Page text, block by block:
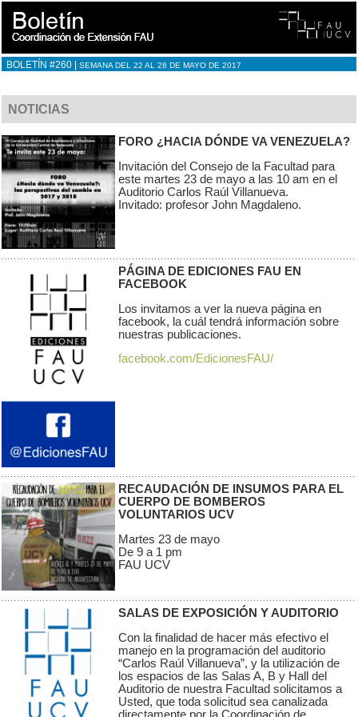
BOLETÍN #260 | SEMANA DEL 22 AL 28 DE MAYO DE 2017
NOTICIAS
FORO ¿HACIA DÓNDE VA VENEZUELA?
Invitación del Consejo de la Facultad para
este martes 23 de mayo a las 10 am en el
Auditorio Carlos Raúl Villanueva.
Invitado: profesor John Magdaleno.
PÁGINA DE EDICIONES FAU EN
FACEBOOK
Los invitamos a ver la nueva página en
facebook, la cuál tendrá información sobre
nuestras publicaciones.
facebook.com/EdicionesFAU/
RECAUDACIÓN DE INSUMOS PARA EL
CUERPO DE BOMBEROS
VOLUNTARIOS UCV
Martes 23 de mayo
De 9 a 1 pm
FAU UCV
SALAS DE EXPOSICIÓN Y AUDITORIO
Con la finalidad de hacer más efectivo el
manejo en la programación del auditorio
“Carlos Raúl Villanueva”, y la utilización de
los espacios de las Salas A, B y Hall del
Auditorio de nuestra Facultad solicitamos a
Usted, que toda solicitud sea canalizada
directamente por la Coordinación de